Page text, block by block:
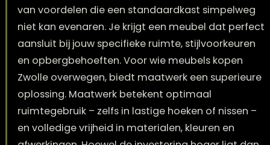
Een op maat gemaakte woonkamerkast
van voordelen die een standaardkast
niet kan evenaren. Je krijgt een meubel dat
aansluit bij jouw specifieke ruimte,
en opbergbehoeften. Voor wie meubels kopen
Zwolle overwegen, biedt maatwerk een
oplossing. Maatwerk betekent optimaal